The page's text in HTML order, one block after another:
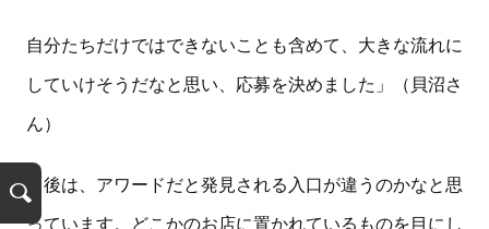
自分たちだけではできないことも含めて、大きな流れに
していけそうだなと思い、応募を決めました」（貝沼さ
ん）
「後は、アワードだと発見される入口が違うのかなと思
っています。どこかのお店に置かれているものを目にし
検